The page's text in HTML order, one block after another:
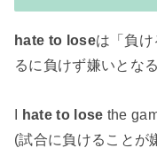
hate to loseは「負け
るに負けず嫌いとな
hate to lose the
(試合に負けることが